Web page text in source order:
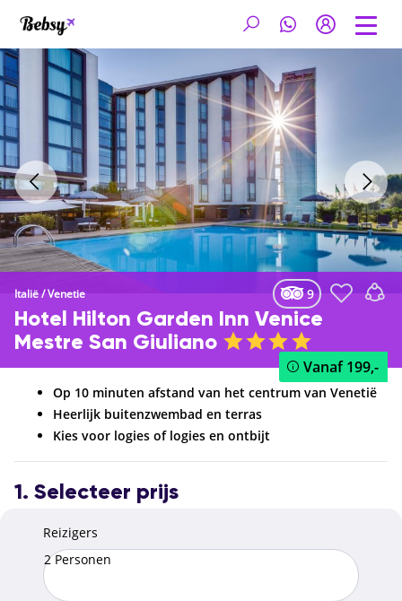
Italië/Venetie 9
Hotel Hilton Garden Inn Venice
Mestre San Giuliano
Vanaf199,-
Op 10 minuten afstand van het centrum van Venetië
Heerlijk buitenzwembad en terras
Kies voor logies of logies en ontbijt
1. Selecteer prijs
Reizigers
2 Personen